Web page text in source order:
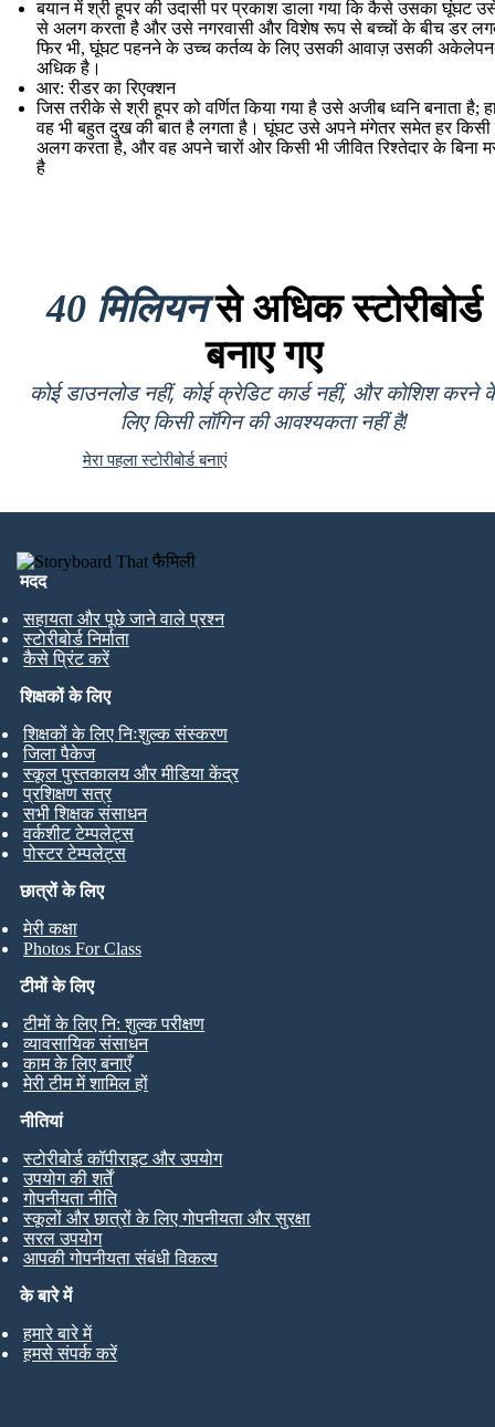
बयान में श्री हूपर की उदासी पर प्रकाश डाला गया कि कैसे उसका घूंघट उसे
से अलग करता है और उसे नगरवासी और विशेष रूप से बच्चों के बीच डर
फिर भी, घूंघट पहनने के उच्च कर्तव्य के लिए उसकी आवाज़ उसकी
अधिक है।
आर: रीडर का रिएक्शन
जिस तरीके से श्री हूपर को वर्णित किया गया है उसे अजीब ध्वनि बनाता है;
वह भी बहुत दुख की बात है लगता है। घूंघट उसे अपने मंगेतर समेत हर
अलग करता है, और वह अपने चारों ओर किसी भी जीवित रिश्तेदार के बिना
है
40 मिलियनसे अधिक स्टोरीबोर्ड
बनाए गए
कोई डाउनलोड नहीं, कोई क्रेडिट कार्ड नहीं, और कोशिश करने
लिए किसी लॉगिन की आवश्यकता नहीं है!
मेरा पहला स्टोरीबोर्ड बनाएं
मदद
सहायता और पूछे जाने वाले प्रश्न
स्टोरीबोर्ड निर्माता
कैसे प्रिंट करें
छात्रों के लिए
मेरी कक्षा
Photos For Class
शिक्षकों के लिए
शिक्षकों के लिए निःशुल्क संस्करण
जिला पैकेज
स्कूल पुस्तकालय और मीडिया केंद्र
प्रशिक्षण सत्र
सभी शिक्षक संसाधन
वर्कशीट टेम्पलेट्स
पोस्टर टेम्पलेट्स
टीमों के लिए
टीमों के लिए नि: शुल्क परीक्षण
व्यावसायिक संसाधन
काम के लिए बनाएँ
मेरी टीम में शामिल हों
के बारे में
हमारे बारे में
हमसे संपर्क करें
नीतियां
स्टोरीबोर्ड कॉपीराइट और उपयोग
उपयोग की शर्तें
गोपनीयता नीति
स्कूलों और छात्रों के लिए गोपनीयता और सुरक्षा
सरल उपयोग
आपकी गोपनीयता संबंधी विकल्प